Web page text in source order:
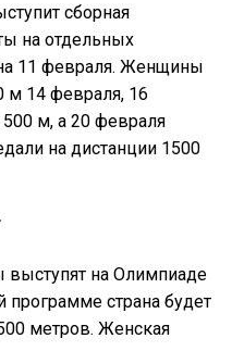
сборная
на отдельных
11 февраля. Женщины
м 14 февраля, 16
500 м, а 20 февраля
на дистанции 1500
выступят на Олимпиаде
страна будет
метров. Женская